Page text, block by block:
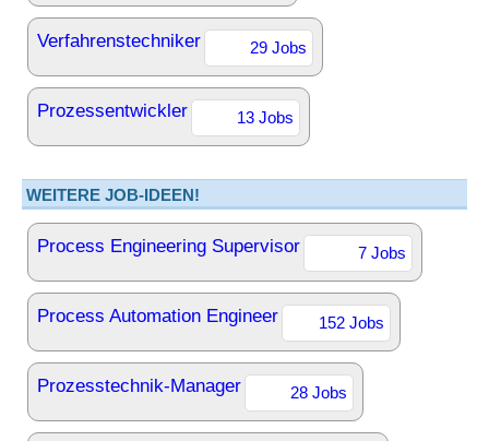
Verfahrenstechniker 29 Jobs
Prozessentwickler 13 Jobs
WEITERE JOB-IDEEN!
Process Engineering Supervisor 7 Jobs
Process Automation Engineer 152 Jobs
Prozesstechnik-Manager 28 Jobs